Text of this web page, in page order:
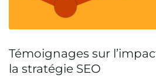
Témoignages sur
la stratégie SEO